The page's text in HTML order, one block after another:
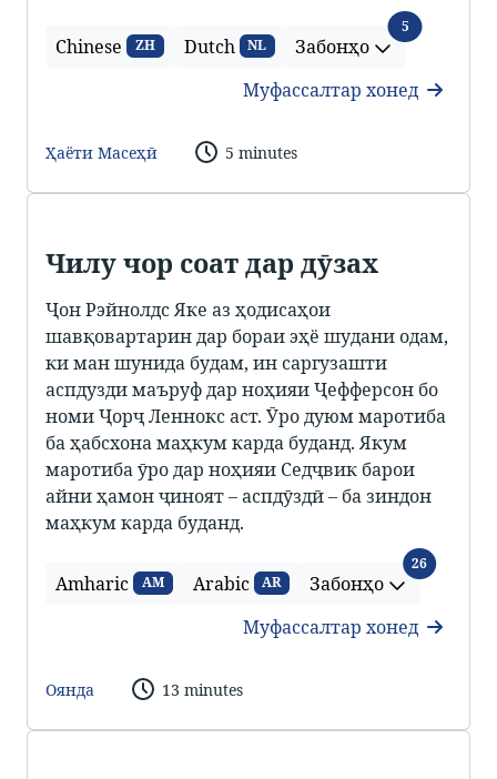
Chinese ZH Dutch NL Забонҳо
5Забонҳо
Муфассалтар хонед
Ҳаёти Масеҳӣ 5 minutes
Чилу чор соат дар дӯзах
Ҷон Рэйнолдс Яке аз ҳодисаҳои
шавқовартарин дар бораи эҳё шудани одам,
ки ман шунида будам, ин саргузашти
аспдузди маъруф дар ноҳияи Ҷефферсон бо
номи Ҷорҷ Леннокс аст. Ӯро дуюм маротиба
ба ҳабсхона маҳкум карда буданд. Якум
маротиба ӯро дар ноҳияи Седҷвик барои
айни ҳамон ҷиноят – аспдӯздӣ – ба зиндон
маҳкум карда буданд.
Amharic AM Arabic AR Забонҳо
26Забонҳо
Муфассалтар хонед
Оянда 13 minutes